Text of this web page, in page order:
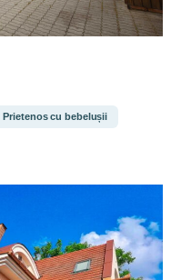
Prietenos cu bebelușii